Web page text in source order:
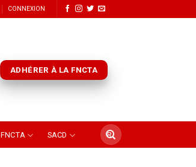
CONNEXION
ADHÉRER À LA FNCTA
FNCTA SACD